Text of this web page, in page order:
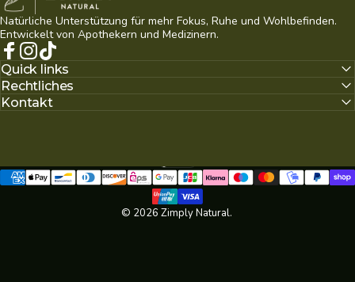
Natürliche Unterstützung für mehr Fokus, Ruhe und Wohlbefinden.
Entwickelt von Apothekern und Medizinern.
Facebook
Instagram
TikTok
Quick links
Rechtliches
Kontakt
© 2026 Zimply Natural.
Sprache